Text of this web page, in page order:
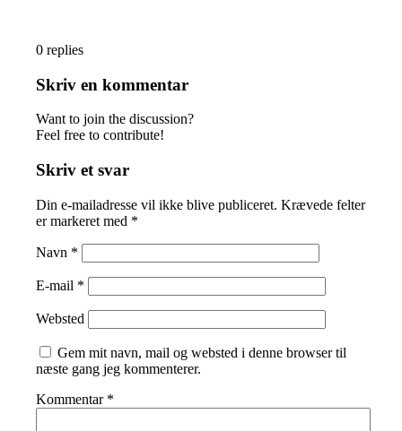
0 replies
Skriv en kommentar
Want to join the discussion?
Feel free to contribute!
Skriv et svar
Din e-mailadresse vil ikke blive publiceret. Krævede felter
er markeret med *
Navn *
E-mail *
Websted
Gem mit navn, mail og websted i denne browser til
næste gang jeg kommenterer.
Kommentar *